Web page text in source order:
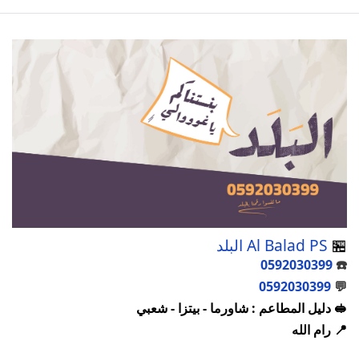
🏪 Al Balad PS البلد
☎️
0592030399
💬
0592030399
🥪 دليل المطاعم : شاورما - بيتزا - شعبي
📍 رام الله